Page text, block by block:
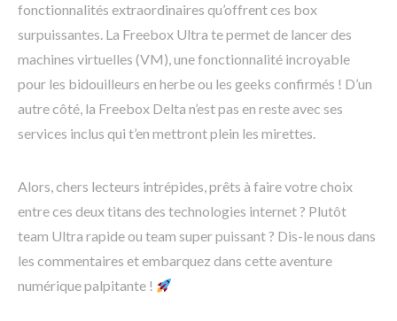
fonctionnalités extraordinaires qu’offrent ces box
surpuissantes. La Freebox Ultra te permet de lancer des
machines virtuelles (VM), une fonctionnalité incroyable
pour les bidouilleurs en herbe ou les geeks confirmés ! D’un
autre côté, la Freebox Delta n’est pas en reste avec ses
services inclus qui t’en mettront plein les mirettes.
Alors, chers lecteurs intrépides, prêts à faire votre choix
entre ces deux titans des technologies internet ? Plutôt
team Ultra rapide ou team super puissant ? Dis-le nous dans
les commentaires et embarquez dans cette aventure
numérique palpitante !